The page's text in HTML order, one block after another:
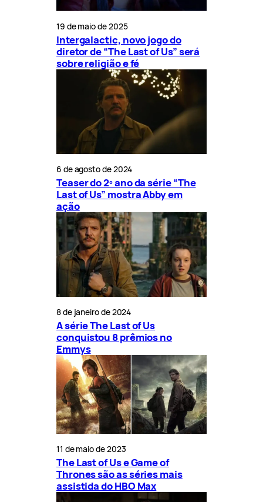
19 de maio de 2025
Intergalactic, novo jogo do
diretor de “The Last of Us” será
sobre religião e fé
6 de agosto de 2024
Teaser do 2º ano da série “The
Last of Us” mostra Abby em
ação
8 de janeiro de 2024
A série The Last of Us
conquistou 8 prêmios no
Emmys
11 de maio de 2023
The Last of Us e Game of
Thrones são as séries mais
assistida do HBO Max